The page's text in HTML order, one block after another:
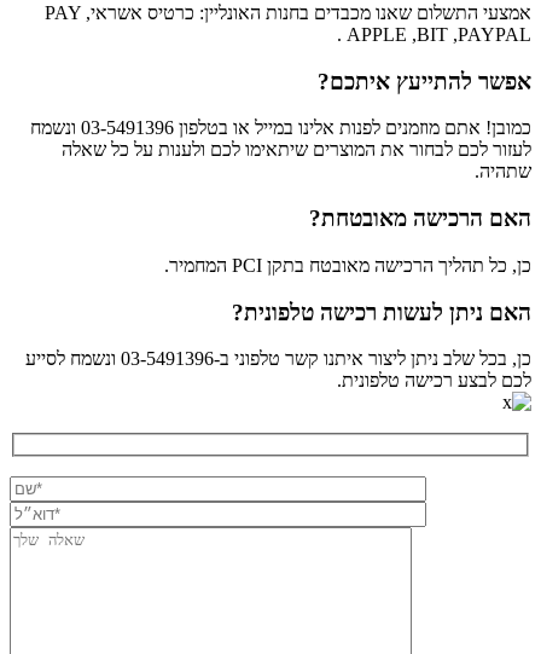
אמצעי התשלום שאנו מכבדים בחנות האונליין: כרטיס אשראי, PAY
APPLE ,BIT ,PAYPAL .
אפשר להתייעץ איתכם?
כמובן! אתם מוזמנים לפנות אלינו במייל או בטלפון 03-5491396 ונשמח
לעזור לכם לבחור את המוצרים שיתאימו לכם ולענות על כל שאלה
שתהיה.
האם הרכישה מאובטחת?
כן, כל תהליך הרכישה מאובטח בתקן PCI המחמיר.
האם ניתן לעשות רכישה טלפונית?
כן, בכל שלב ניתן ליצור איתנו קשר טלפוני ב-03-5491396 ונשמח לסייע
לכם לבצע רכישה טלפונית.